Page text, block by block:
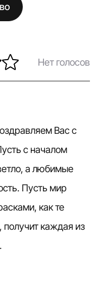
Нет голосов
Вас с
с началом
а любимые
Пусть мир
как те
каждая из